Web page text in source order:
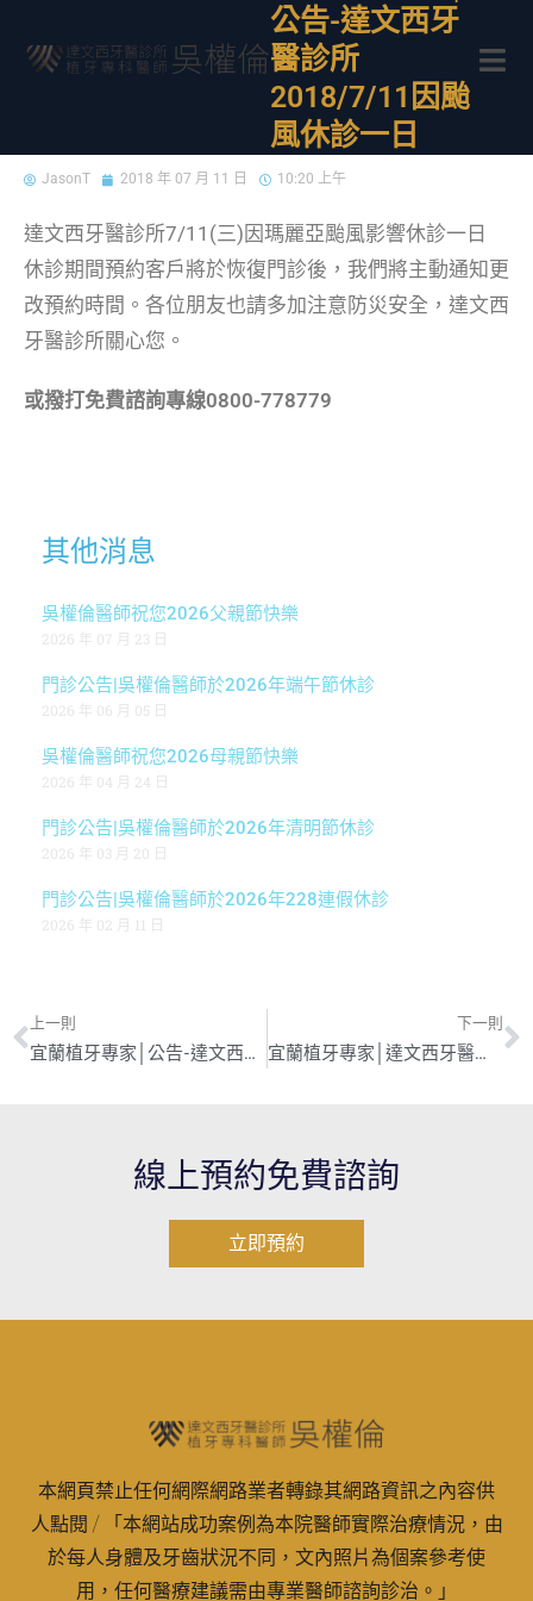
公告-達文西牙
醫診所
2018/7/11因颱
風休診一日
JasonT 2018 年 07 月 11 日 10:20 上午
達文西牙醫診所7/11(三)因瑪麗亞颱風影響休診一日
休診期間預約客戶將於恢復門診後，我們將主動通知更
改預約時間。各位朋友也請多加注意防災安全，達文西
牙醫診所關心您。
或撥打免費諮詢專線0800-778779
其他消息
吳權倫醫師祝您2026父親節快樂
2026 年 07 月 23 日
門診公告|吳權倫醫師於2026年端午節休診
2026 年 06 月 05 日
吳權倫醫師祝您2026母親節快樂
2026 年 04 月 24 日
門診公告|吳權倫醫師於2026年清明節休診
2026 年 03 月 20 日
門診公告|吳權倫醫師於2026年228連假休診
2026 年 02 月 11 日
上一則
宜蘭植牙專家│公告-達文西牙醫診所2018/7/10下午因颱風休診
下一則
宜蘭植牙專家│達文西牙醫診所祝您父親節快樂
線上預約免費諮詢
立即預約
本網頁禁止任何網際網路業者轉錄其網路資訊之內容供
人點閱 / 「本網站成功案例為本院醫師實際治療情況，由
於每人身體及牙齒狀況不同，文內照片為個案參考使
用，任何醫療建議需由專業醫師諮詢診治。」